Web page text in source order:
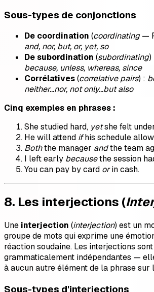
Sous-types de conjonctions
De coordination (coordinating—
and, nor, but, or, yet, so
De subordination (subordinating)
because, unless, whereas, since
Corrélatives(correlative pairs) :
neither…nor, not only…but also
Cinq exemples en phrases :
She studied hard, yetshe felt
He will attend ifhis schedule
Boththe manager andthe team
I left early becausethe session
You can pay by card orin cash.
8. Les interjections (
Une interjection (interjection) est un
groupe de mots qui exprime une
réaction soudaine. Les interjections sont
grammaticalement indépendantes —
à aucun autre élément de la phrase
Sous-types d'interjections